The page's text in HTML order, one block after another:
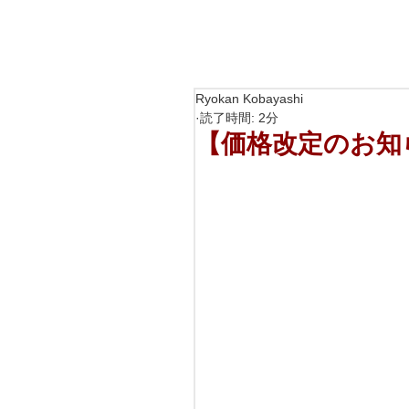
【価格改定のお
Ryokan Kobayashi
読了時間: 2分